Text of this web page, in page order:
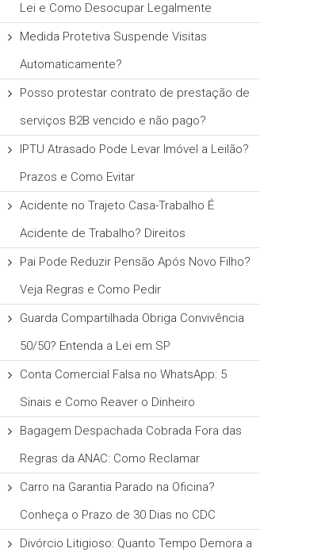
Lei e Como Desocupar Legalmente
Medida Protetiva Suspende Visitas
Automaticamente?
Posso protestar contrato de prestação de
serviços B2B vencido e não pago?
IPTU Atrasado Pode Levar Imóvel a Leilão?
Prazos e Como Evitar
Acidente no Trajeto Casa-Trabalho É
Acidente de Trabalho? Direitos
Pai Pode Reduzir Pensão Após Novo Filho?
Veja Regras e Como Pedir
Guarda Compartilhada Obriga Convivência
50/50? Entenda a Lei em SP
Conta Comercial Falsa no WhatsApp: 5
Sinais e Como Reaver o Dinheiro
Bagagem Despachada Cobrada Fora das
Regras da ANAC: Como Reclamar
Carro na Garantia Parado na Oficina?
Conheça o Prazo de 30 Dias no CDC
Divórcio Litigioso: Quanto Tempo Demora a